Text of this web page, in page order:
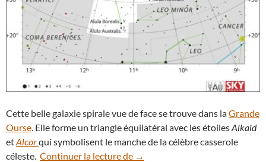
Cette belle galaxie spirale vue de face se trouve dans laGrande
Ourse . Elle forme un triangle équilatéral avec les étoilesAlkaid
etAlcorqui symbolisent le manche de la célèbre casserole
céleste. Continuer la lecture de Zoom sur la galaxie du
→